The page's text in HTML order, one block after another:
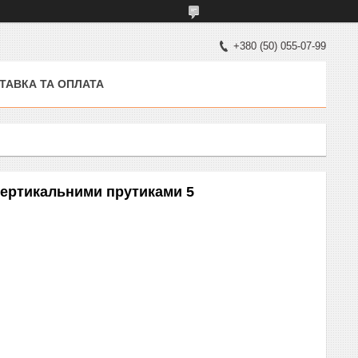
+380 (50) 055-07-99
ТА ОПЛАТА
прутиками 5